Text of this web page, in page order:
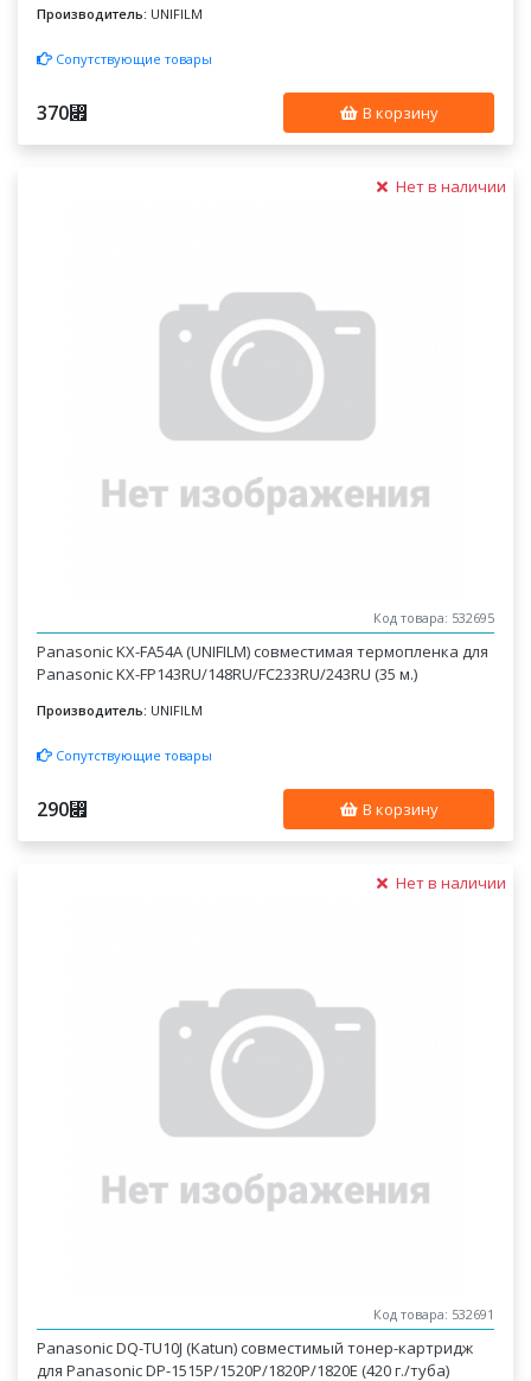
Производитель: UNIFILM
Сопутствующие товары
370⃏ В корзину
Нет в наличии
Код товара: 532695
Panasonic KX-FA54A (UNIFILM) совместимая термопленка для
Panasonic KX-FP143RU/148RU/FC233RU/243RU (35 м.)
Производитель: UNIFILM
Сопутствующие товары
290⃏ В корзину
Нет в наличии
Код товара: 532691
Panasonic DQ-TU10J (Katun) совместимый тонер-картридж
для Panasonic DP-1515P/1520P/1820P/1820E (420 г./туба)